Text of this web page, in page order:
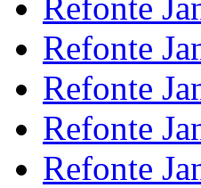
Refonte
Refonte
Refonte
Refonte